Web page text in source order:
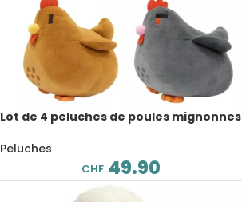
Lot de 4 peluches de poules mignonnes
Peluches
CHF 49.90